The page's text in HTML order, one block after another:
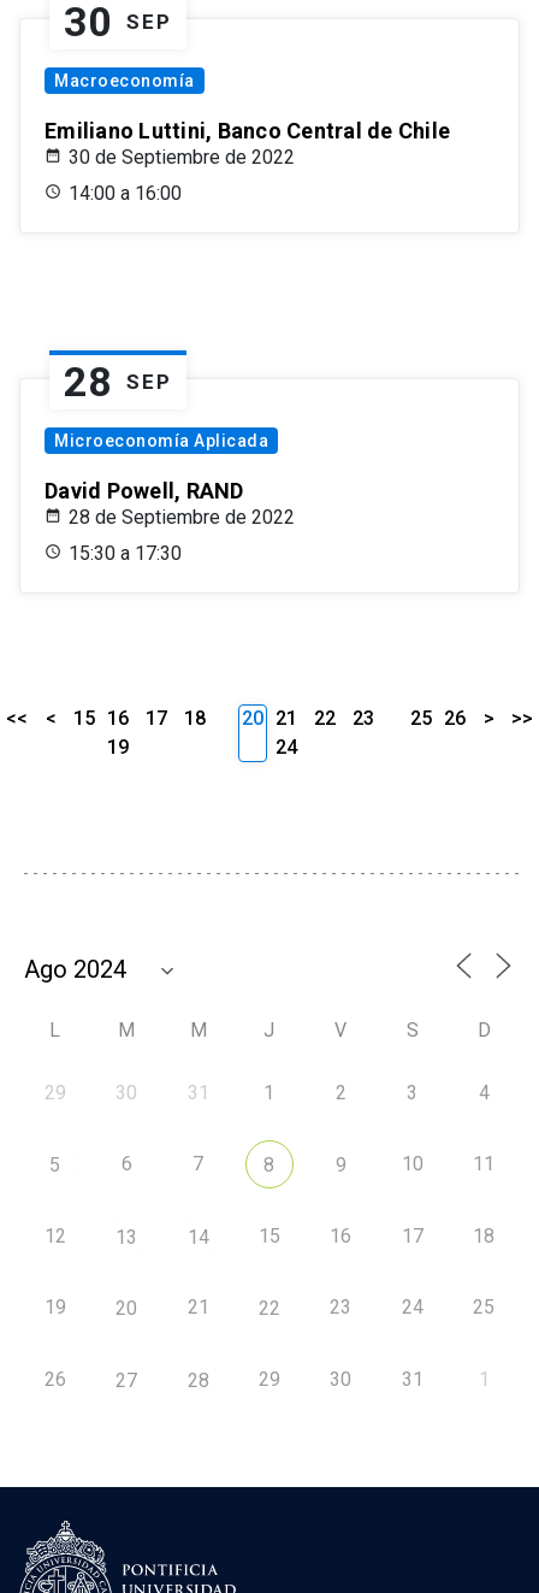
30 SEP
Macroeconomía
Emiliano Luttini, Banco Central de Chile
30 de Septiembre de 2022
14:00 a 16:00
28 SEP
Microeconomía Aplicada
David Powell, RAND
28 de Septiembre de 2022
15:30 a 17:30
<< < 15 16 17
18
19
20 21 22
23
24
25 26 > >>
L M M J V S D
29 30 31 1 2 3 4
5 6 7 8 9 10 11
12 13 14 15 16 17 18
19 20 21 22 23 24 25
26 27 28 29 30 31 1